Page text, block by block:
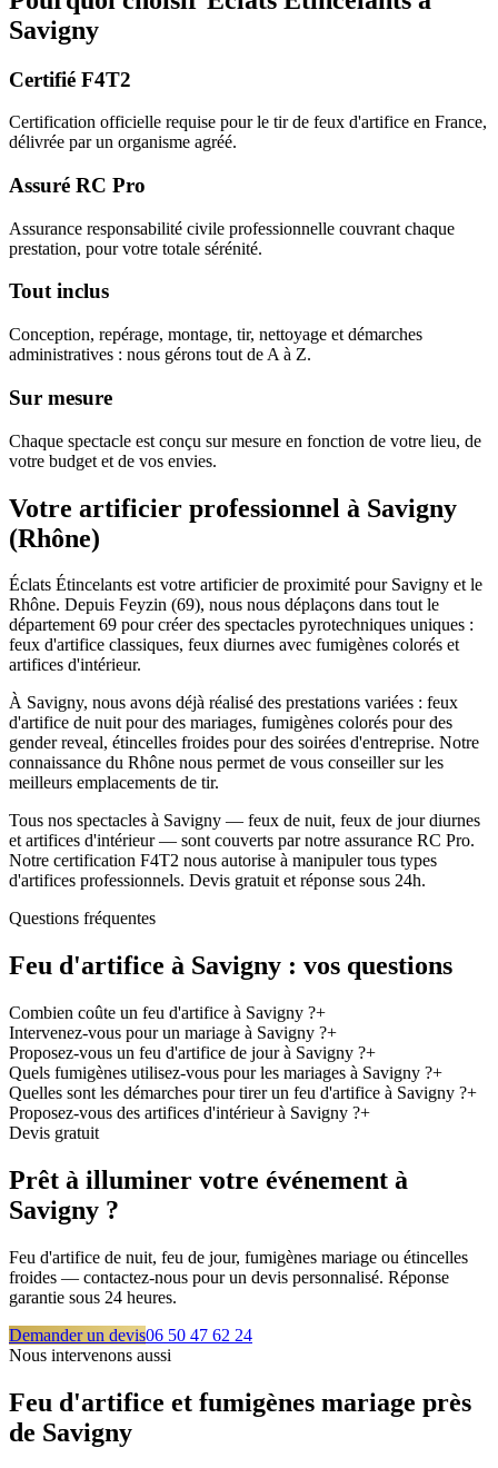
Savigny
Certifié F4T2
Certification officielle requise pour le tir de feux d'artifice en France,
délivrée par un organisme agréé.
Assuré RC Pro
Assurance responsabilité civile professionnelle couvrant chaque
prestation, pour votre totale sérénité.
Tout inclus
Conception, repérage, montage, tir, nettoyage et démarches
administratives : nous gérons tout de A à Z.
Sur mesure
Chaque spectacle est conçu sur mesure en fonction de votre lieu, de
votre budget et de vos envies.
Votre artificier professionnel à Savigny
(Rhône)
Éclats Étincelants est votre artificier de proximité pour Savigny et le
Rhône. Depuis Feyzin (69), nous nous déplaçons dans tout le
département 69 pour créer des spectacles pyrotechniques uniques :
feux d'artifice classiques, feux diurnes avec fumigènes colorés et
artifices d'intérieur.
À Savigny, nous avons déjà réalisé des prestations variées : feux
d'artifice de nuit pour des mariages, fumigènes colorés pour des
gender reveal, étincelles froides pour des soirées d'entreprise. Notre
connaissance du Rhône nous permet de vous conseiller sur les
meilleurs emplacements de tir.
Tous nos spectacles à Savigny — feux de nuit, feux de jour diurnes
et artifices d'intérieur — sont couverts par notre assurance RC Pro.
Notre certification F4T2 nous autorise à manipuler tous types
d'artifices professionnels. Devis gratuit et réponse sous 24h.
Questions fréquentes
Feu d'artifice à Savigny : vos questions
Combien coûte un feu d'artifice à Savigny ?+
Intervenez-vous pour un mariage à Savigny ?+
Proposez-vous un feu d'artifice de jour à Savigny ?+
Quels fumigènes utilisez-vous pour les mariages à Savigny ?+
Quelles sont les démarches pour tirer un feu d'artifice à Savigny ?+
Proposez-vous des artifices d'intérieur à Savigny ?+
Devis gratuit
Prêt à illuminer votre événement à
Savigny ?
Feu d'artifice de nuit, feu de jour, fumigènes mariage ou étincelles
froides — contactez-nous pour un devis personnalisé. Réponse
garantie sous 24 heures.
Demander un devis06 50 47 62 24
Nous intervenons aussi
Feu d'artifice et fumigènes mariage près
de Savigny